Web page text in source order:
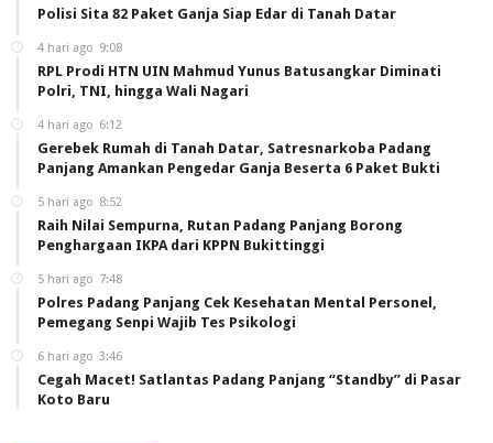
Polisi Sita 82 Paket Ganja Siap Edar di Tanah Datar
4 hari ago 9:08
RPL Prodi HTN UIN Mahmud Yunus Batusangkar Diminati
Polri, TNI, hingga Wali Nagari
4 hari ago 6:12
Gerebek Rumah di Tanah Datar, Satresnarkoba Padang
Panjang Amankan Pengedar Ganja Beserta 6 Paket Bukti
5 hari ago 8:52
Raih Nilai Sempurna, Rutan Padang Panjang Borong
Penghargaan IKPA dari KPPN Bukittinggi
5 hari ago 7:48
Polres Padang Panjang Cek Kesehatan Mental Personel,
Pemegang Senpi Wajib Tes Psikologi
6 hari ago 3:46
Cegah Macet! Satlantas Padang Panjang “Standby” di Pasar
Koto Baru